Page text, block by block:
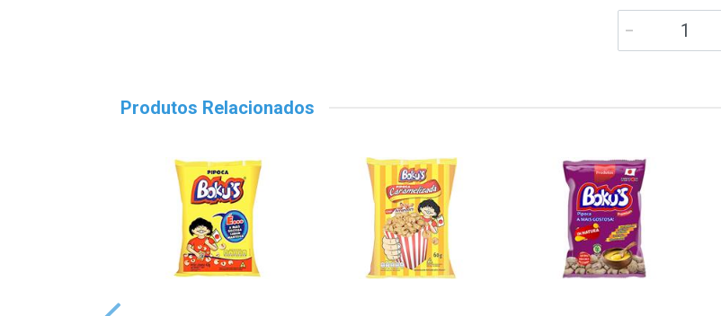
Produtos Relacionados